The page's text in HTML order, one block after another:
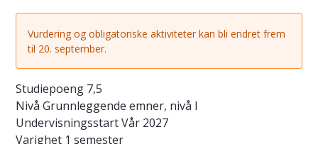
Vurdering og obligatoriske aktiviteter kan bli endret frem
til 20. september.
Studiepoeng 7,5
Nivå Grunnleggende emner, nivå I
UndervisningsstartVår 2027
Varighet 1 semester